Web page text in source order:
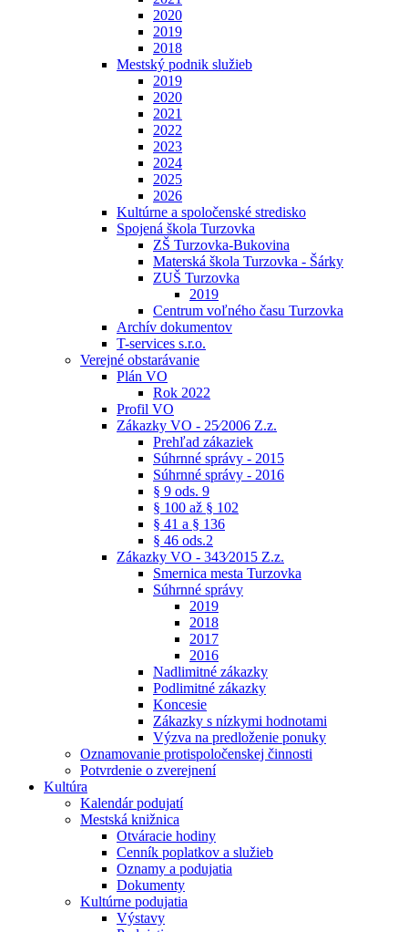
2020
2019
2018
Mestský podnik služieb
2019
2020
2021
2022
2023
2024
2025
2026
Kultúrne a spoločenské stredisko
Spojená škola Turzovka
ZŠ Turzovka-Bukovina
Materská škola Turzovka - Šárky
ZUŠ Turzovka
2019
Centrum voľného času Turzovka
Archív dokumentov
T-services s.r.o.
Verejné obstarávanie
Plán VO
Rok 2022
Profil VO
Zákazky VO - 25⁄2006 Z.z.
Prehľad zákaziek
Súhrnné správy - 2015
Súhrnné správy - 2016
§ 9 ods. 9
§ 100 až § 102
§ 41 a § 136
§ 46 ods.2
Zákazky VO - 343⁄2015 Z.z.
Smernica mesta Turzovka
Súhrnné správy
2019
2018
2017
2016
Nadlimitné zákazky
Podlimitné zákazky
Koncesie
Zákazky s nízkymi hodnotami
Výzva na predloženie ponuky
Oznamovanie protispoločenskej činnosti
Potvrdenie o zverejnení
Kultúra
Kalendár podujatí
Mestská knižnica
Otváracie hodiny
Cenník poplatkov a služieb
Oznamy a podujatia
Dokumenty
Kultúrne podujatia
Výstavy